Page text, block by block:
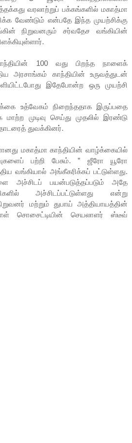
வரலாற்றுப் பக்கங்களில் மகாத்மா
வேண்டும் என்பதே இந்த முயற்சிக்கு
நிறுவனரும் சர்வதேச வங்கியின்
100 வது பிறந்த நாளைக்
அரசாங்கம் காந்தியின் உருவத்துடன்
இதேபோன்ற ஒரு முயற்சி
உத்வேகம் நிறைந்ததாக இருப்பதை
முடிவு செய்து முதலில் இரண்டு
துவக்கினர்.
மகாத்மா காந்தியின் வாழ்க்கையில்
பற்றி பேசும். ” ஜீரோ யூரோ
வங்கியால் அங்கீகரிக்கப் பட்டுள்ளது.
அச்சிடப் பயன்படுத்தப்படும் அதே
அச்சிடப்பட்டுள்ளது என்று
மற்றும் துபாய் அத்தியாயத்தின்
சொசைட்டியின் செயலாளர் ஸ்டீவ்